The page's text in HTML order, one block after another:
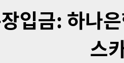
입금: 하나
스